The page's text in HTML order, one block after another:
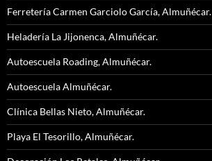
Ferretería Carmen Garciolo García, Almuñécar.
Heladería La Jijonenca, Almuñécar.
Autoescuela Roading, Almuñécar.
Autoescuela Almuñécar.
Clínica Bellas Nieto, Almuñécar.
Playa El Tesorillo, Almuñécar.